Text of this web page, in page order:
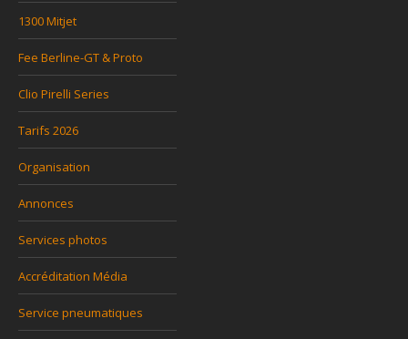
1300 Mitjet
Fee Berline-GT & Proto
Clio Pirelli Series
Tarifs 2026
Organisation
Annonces
Services photos
Accréditation Média
Service pneumatiques